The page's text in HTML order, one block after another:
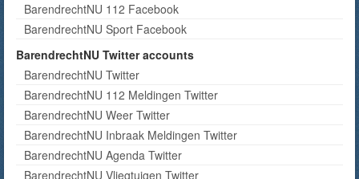
BarendrechtNU 112 Facebook
BarendrechtNU Sport Facebook
BarendrechtNU Twitter accounts
BarendrechtNU Twitter
BarendrechtNU 112 Meldingen Twitter
BarendrechtNU Weer Twitter
BarendrechtNU Inbraak Meldingen Twitter
BarendrechtNU Agenda Twitter
BarendrechtNU Vliegtuigen Twitter